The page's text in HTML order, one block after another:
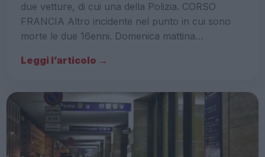
due vetture, di cui una della Polizia. CORSO
FRANCIA Altro incidente nel punto in cui sono
morte le due 16enni. Domenica mattina…
Leggi l’articolo →